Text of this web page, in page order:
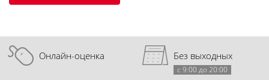
Онлайн-оценка Без выходных
с 9:00 до 20:00